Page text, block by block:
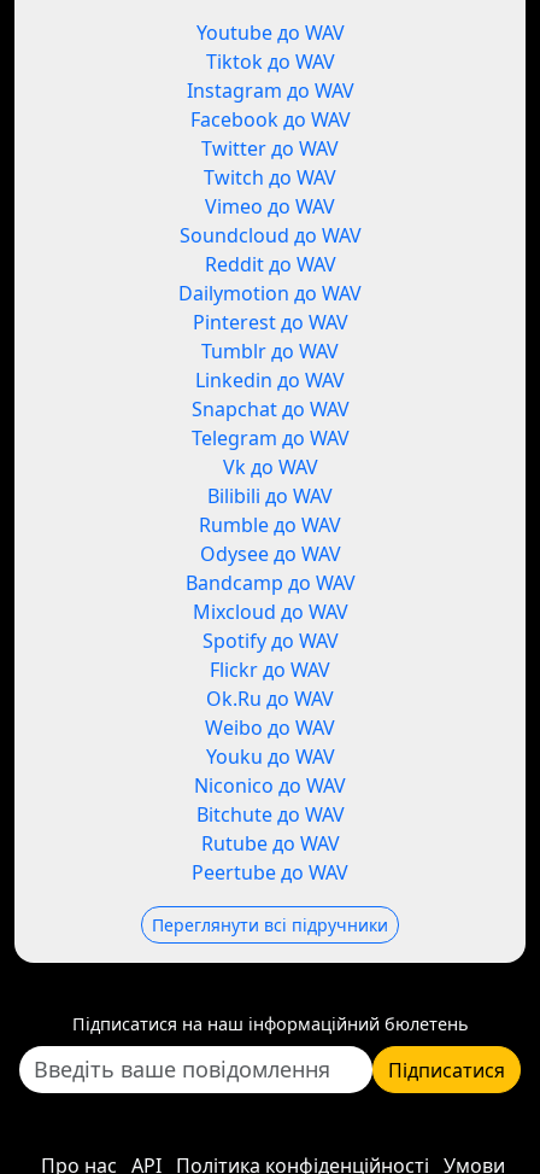
Youtube до WAV
Tiktok до WAV
Instagram до WAV
Facebook до WAV
Twitter до WAV
Twitch до WAV
Vimeo до WAV
Soundcloud до WAV
Reddit до WAV
Dailymotion до WAV
Pinterest до WAV
Tumblr до WAV
Linkedin до WAV
Snapchat до WAV
Telegram до WAV
Vk до WAV
Bilibili до WAV
Rumble до WAV
Odysee до WAV
Bandcamp до WAV
Mixcloud до WAV
Spotify до WAV
Flickr до WAV
Ok.Ru до WAV
Weibo до WAV
Youku до WAV
Niconico до WAV
Bitchute до WAV
Rutube до WAV
Peertube до WAV
Переглянути всі підручники
Підписатися на наш інформаційний бюлетень
Підписатися
Про нас API Політика конфіденційності Умови